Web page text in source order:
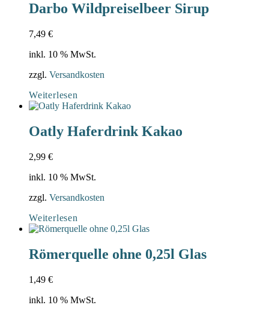
Darbo Wildpreiselbeer Sirup
7,49 €
inkl. 10 % MwSt.
zzgl. Versandkosten
Weiterlesen
Oatly Haferdrink Kakao
2,99 €
inkl. 10 % MwSt.
zzgl. Versandkosten
Weiterlesen
Römerquelle ohne 0,25l Glas
1,49 €
inkl. 10 % MwSt.